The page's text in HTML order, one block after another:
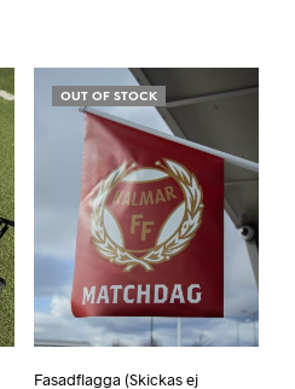
OUT OF STOCK
Fasadflagga (Skickas ej